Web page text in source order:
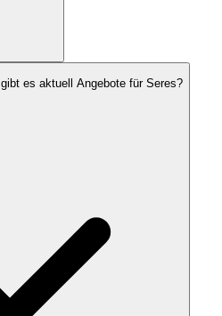
es aktuell Angebote für Seres?